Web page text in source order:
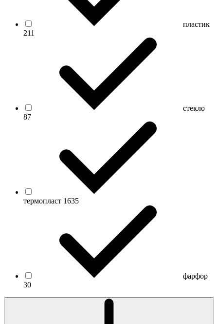
пластик
211
стекло
87
термопласт 1635
фарфор
30